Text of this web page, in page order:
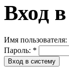
Вход
Имя пользователя:
Пароль: *